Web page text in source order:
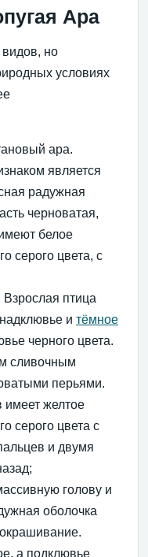
Ара
видов, но
условиях
ара.
является
радужная
черноватая,
белое
серого цвета, с
птица
и тёмное
черного цвета.
сливочным
перьями.
имеет желтое
серого цвета с
и двумя
голову и
оболочка
а подклювье